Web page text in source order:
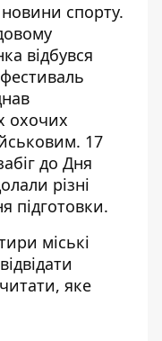
спорту.
відбувся
охочих
17
до Дня
різні
підготовки.
міські
яке